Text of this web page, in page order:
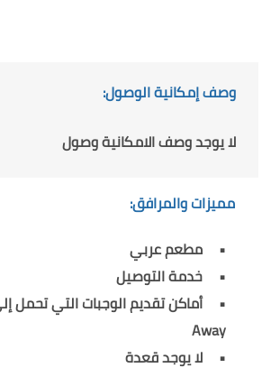
وصف إمكانية الوصول:
لا يوجد وصف الامكانية وصول
مميزات والمرافق:
مطعم عربي
خدمة التوصيل
Away
لا يوجد قعدة